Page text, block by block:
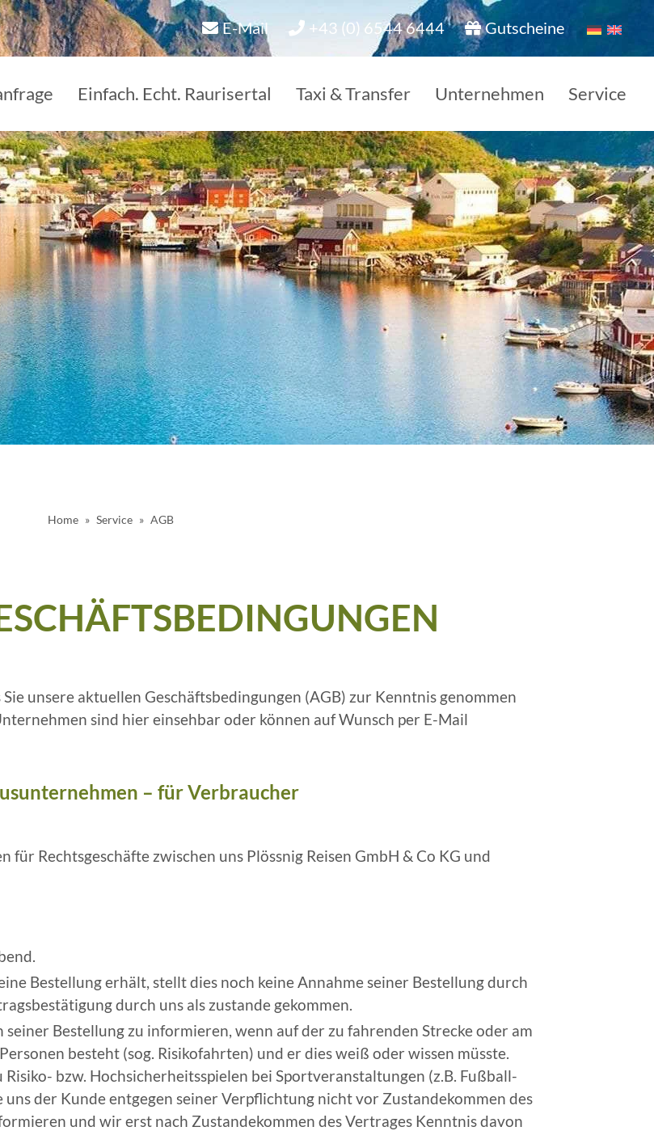
Einfach. Echt. Raurisertal Taxi & Transfer Unternehmen Service
E-Mail +43 (0) 6544 6444 Gutscheine
Home Service AGB
unsere aktuellen Geschäftsbedingungen (AGB) zur Kenntnis genommen
sind hier einsehbar oder können auf Wunsch per E-Mail
– für Verbraucher
Rechtsgeschäfte zwischen uns Plössnig Reisen GmbH & Co KG und
Bestellung erhält, stellt dies noch keine Annahme seiner Bestellung durch
durch uns als zustande gekommen.
Bestellung zu informieren, wenn auf der zu fahrenden Strecke oder am
besteht (sog. Risikofahrten) und er dies weiß oder wissen müsste.
bzw. Hochsicherheitsspielen bei Sportveranstaltungen (z.B. Fußball-
der Kunde entgegen seiner Verpflichtung nicht vor Zustandekommen des
und wir erst nach Zustandekommen des Vertrages Kenntnis davon